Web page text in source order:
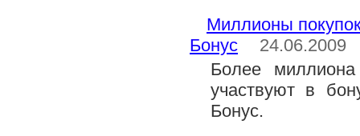
Миллионы
Бонус
24.06.2009
Более
участвуют в
Бонус.